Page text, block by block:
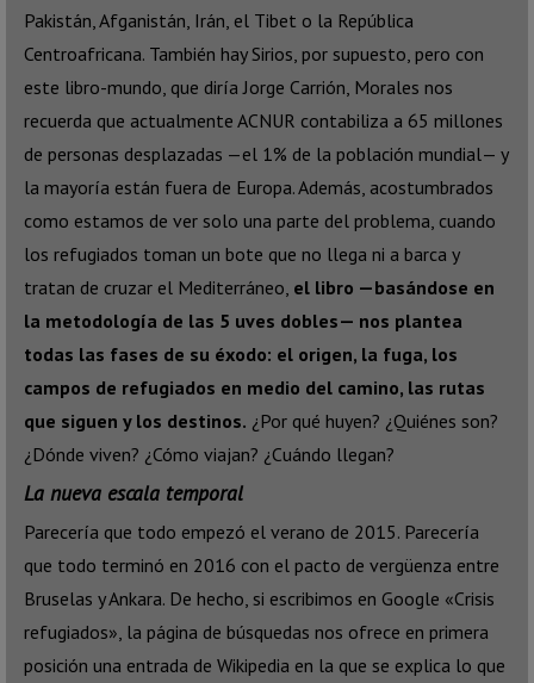
Pakistán, Afganistán, Irán, el Tibet o la República
Centroafricana. También hay Sirios, por supuesto, pero con
este libro-mundo, que diría Jorge Carrión, Morales nos
recuerda que actualmente ACNUR contabiliza a 65 millones
de personas desplazadas —el 1% de la población mundial— y
la mayoría están fuera de Europa. Además, acostumbrados
como estamos de ver solo una parte del problema, cuando
los refugiados toman un bote que no llega ni a barca y
tratan de cruzar el Mediterráneo, el libro —basándose en
la metodología de las 5 uves dobles— nos plantea
todas las fases de su éxodo: el origen, la fuga, los
campos de refugiados en medio del camino, las rutas
que siguen y los destinos. ¿Por qué huyen? ¿Quiénes son?
¿Dónde viven? ¿Cómo viajan? ¿Cuándo llegan?
La nueva escala temporal
Parecería que todo empezó el verano de 2015. Parecería
que todo terminó en 2016 con el pacto de vergüenza entre
Bruselas y Ankara. De hecho, si escribimos en Google «Crisis
refugiados», la página de búsquedas nos ofrece en primera
posición una entrada de Wikipedia en la que se explica lo que